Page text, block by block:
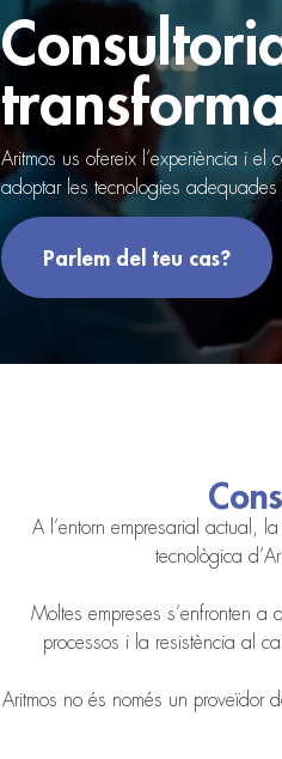
Aritmos us ofereix l’experiència i el
adoptar les tecnologies
Parlem del teu cas?
A l’entorn empresarial actual,
tecnològica
Moltes empreses s’enfronten
processos i la resistència al
Aritmos no és només un proveïdor